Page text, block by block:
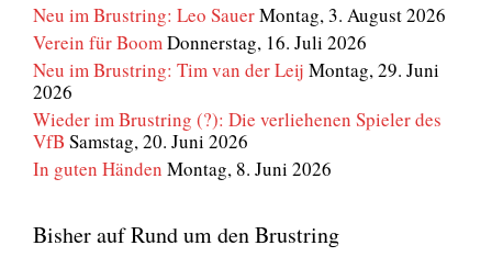
Neu im Brustring: Leo SauerMontag, 3. August 2026
Verein für Boom Donnerstag, 16. Juli 2026
Neu im Brustring: Tim van der Leij Montag, 29. Juni
2026
Wieder im Brustring (?): Die verliehenen Spieler des
VfB Samstag, 20. Juni 2026
In guten Händen Montag, 8. Juni 2026
Bisher auf Rund um den Brustring